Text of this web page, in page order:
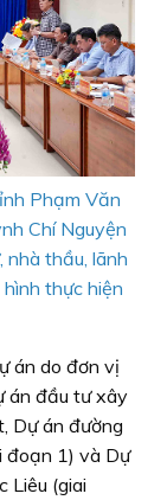
Phạm Văn
Chí Nguyện
nhà thầu, lãnh
thực hiện
án do đơn vị
án đầu tư xây
Dự án đường
đoạn 1) và Dự
Liêu (giai